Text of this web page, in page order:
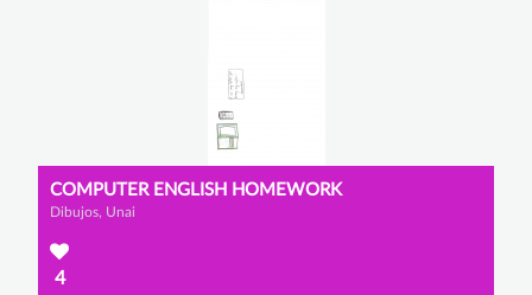
COMPUTER ENGLISH HOMEWORK
Dibujos, Unai
4